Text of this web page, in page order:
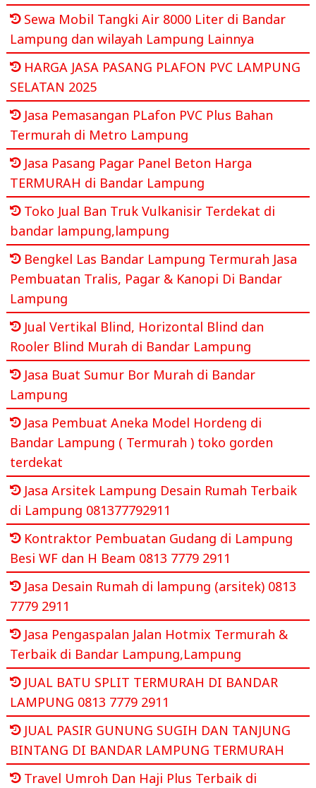
Sewa Mobil Tangki Air 8000 Liter di Bandar
Lampung dan wilayah Lampung Lainnya
HARGA JASA PASANG PLAFON PVC LAMPUNG
SELATAN 2025
Jasa Pemasangan PLafon PVC Plus Bahan
Termurah di Metro Lampung
Jasa Pasang Pagar Panel Beton Harga
TERMURAH di Bandar Lampung
Toko Jual Ban Truk Vulkanisir Terdekat di
bandar lampung,lampung
Bengkel Las Bandar Lampung Termurah Jasa
Pembuatan Tralis, Pagar & Kanopi Di Bandar
Lampung
Jual Vertikal Blind, Horizontal Blind dan
Rooler Blind Murah di Bandar Lampung
Jasa Buat Sumur Bor Murah di Bandar
Lampung
Jasa Pembuat Aneka Model Hordeng di
Bandar Lampung ( Termurah ) toko gorden
terdekat
Jasa Arsitek Lampung Desain Rumah Terbaik
di Lampung 081377792911
Kontraktor Pembuatan Gudang di Lampung
Besi WF dan H Beam 0813 7779 2911
Jasa Desain Rumah di lampung (arsitek) 0813
7779 2911
Jasa Pengaspalan Jalan Hotmix Termurah &
Terbaik di Bandar Lampung,Lampung
JUAL BATU SPLIT TERMURAH DI BANDAR
LAMPUNG 0813 7779 2911
JUAL PASIR GUNUNG SUGIH DAN TANJUNG
BINTANG DI BANDAR LAMPUNG TERMURAH
Travel Umroh Dan Haji Plus Terbaik di